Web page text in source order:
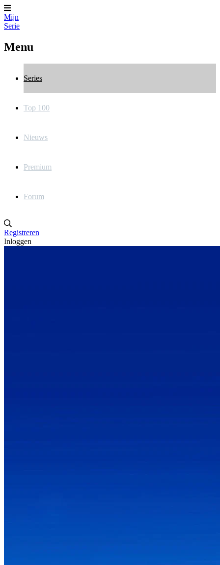
Mijn
Serie
Menu
Series
Top 100
Nieuws
Premium
Forum
Registreren
Inloggen